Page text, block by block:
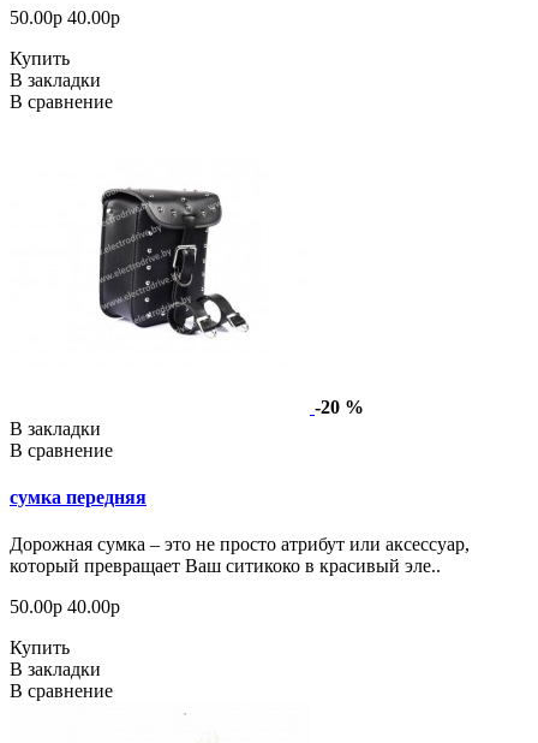
50.00р 40.00р
Купить
В закладки
В сравнение
-20 %
В закладки
В сравнение
сумка передняя
Дорожная сумка – это не просто атрибут или аксессуар,
который превращает Ваш ситикоко в красивый эле..
50.00р 40.00р
Купить
В закладки
В сравнение